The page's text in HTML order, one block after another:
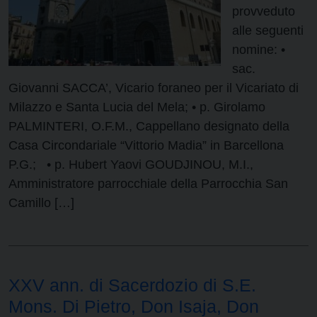
provveduto
alle seguenti
nomine: •
sac.
Giovanni SACCA’, Vicario foraneo per il Vicariato di
Milazzo e Santa Lucia del Mela; • p. Girolamo
PALMINTERI, O.F.M., Cappellano designato della
Casa Circondariale “Vittorio Madia” in Barcellona
P.G.; • p. Hubert Yaovi GOUDJINOU, M.I.,
Amministratore parrocchiale della Parrocchia San
Camillo […]
XXV ann. di Sacerdozio di S.E.
Mons. Di Pietro, Don Isaja, Don